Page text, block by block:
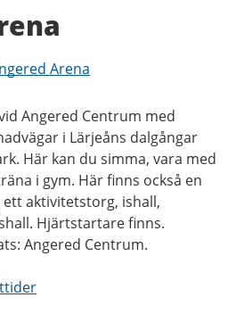
Arena
Angered Centrum med
i Lärjeåns dalgångar
Här kan du simma, vara med
i gym. Här finns också en
aktivitetstorg, ishall,
Hjärtstartare finns.
Angered Centrum.